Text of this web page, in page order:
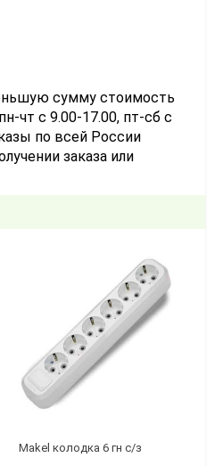
сумму стоимость
чт с 9.00-17.00, пт-сб с
по всей России
заказа или
Makel колодка 6 гн с/з